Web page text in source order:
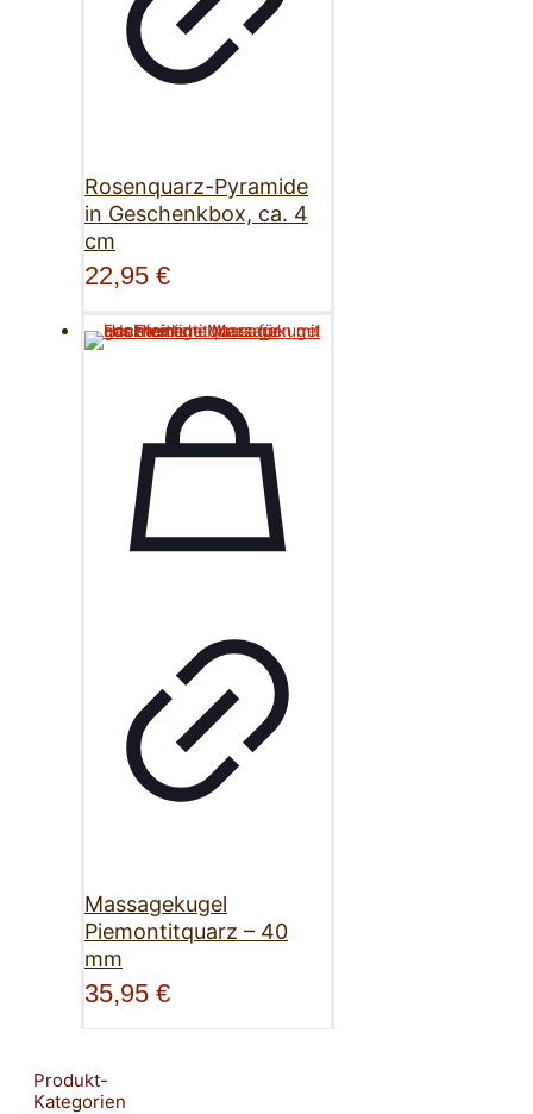
Rosenquarz-Pyramide
in Geschenkbox, ca. 4
cm
22,95 €
Massagekugel
Piemontitquarz – 40
mm
35,95 €
Produkt-
Kategorien